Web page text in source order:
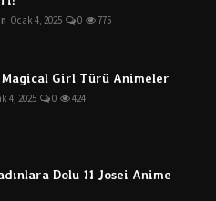
Ocak 4, 2025 0 775
Magical Girl Türü Animeler
4, 2025 0 424
Dolu 11 Josei Anime